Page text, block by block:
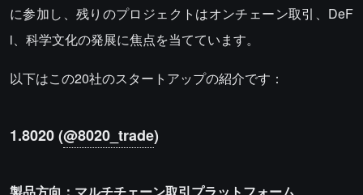
に参加し、残りのプロジェクトはオンチェーン取引、DeF
i、科学文化の発展に焦点を当てています。
以下はこの20社のスタートアップの紹介です：
1.8020 (@8020_trade)
製品方向：マルチチェーン取引プラットフォーム